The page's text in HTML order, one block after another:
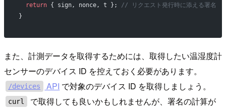
  return
{ sign, nonce, t }; // リクエスト発行時に添える署名
}
また、計測データを取得するためには、取得したい温湿度計
センサーのデバイス ID を控えておく必要があります。
/devices API で対象のデバイス ID を取得しましょう。
curl
で取得しても良いかもしれませんが、署名の計算が